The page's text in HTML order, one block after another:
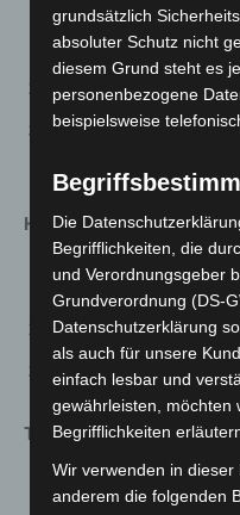
Lena Gloistein,
Maxime Swinkels,
Niklas Littau,
Hotelfachleute:
Jana Hemme, See-
Celine Gennat,
Fenja Dieks, Hotel
Teamwertung:
Mannschaft der BBS 3
grundsätzlich
absoluter Schutz nicht
diesem Grund steht es
personenbezogene
beispielsweise
Die
Begrifflichkeiten, die
und Verordnungsgeber
Grundverordnung (DS-
Datenschutzerklärung
als auch für unsere
einfach lesbar und
gewährleisten, möchten
Begrifflichkeiten
Wir verwenden in
anderem die folgenden